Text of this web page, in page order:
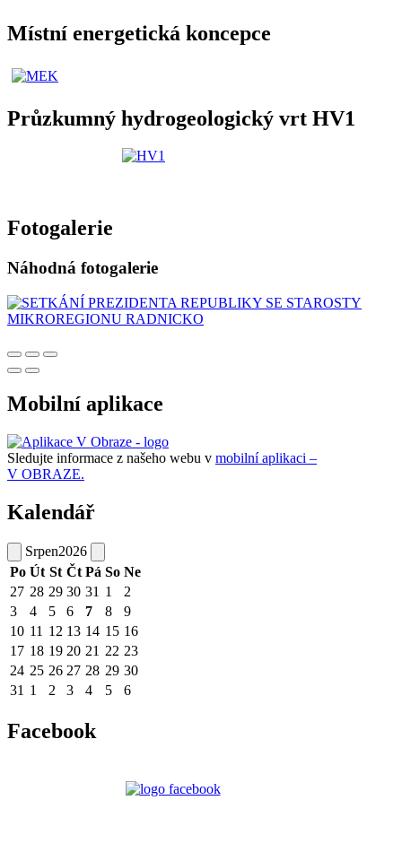
Místní energetická koncepce
Průzkumný hydrogeologický vrt HV1
Fotogalerie
Náhodná fotogalerie
Mobilní aplikace
Sledujte informace z našeho webu v mobilní aplikaci –
V OBRAZE.
Kalendář
Srpen2026
Po Út St Čt Pá So Ne
27 28 29 30 31 1
2
3
4 5 6 7 8
9
10 11 12 13 14 15 16
17 18 19 20 21 22 23
24 25 26 27 28 29 30
31 1 2 3 4 5 6
Facebook